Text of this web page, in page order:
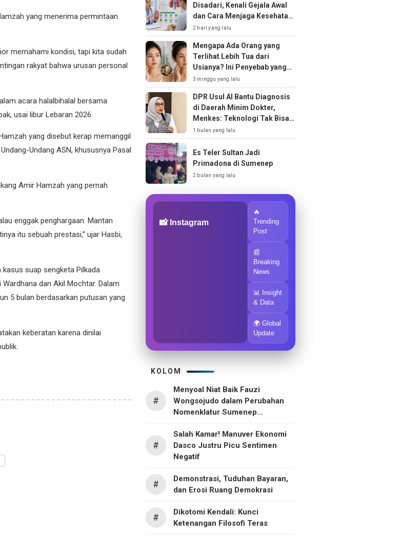
yang menerima permintaan
memahami kondisi, tapi kita sudah
rakyat bahwa urusan personal
acara halalbihalal bersama
usai libur Lebaran 2026.
yang disebut kerap memanggil
Undang ASN, khususnya Pasal
Amir Hamzah yang pernah
enggak penghargaan. Mantan
itu sebuah prestasi,” ujar Hasbi,
suap sengketa Pilkada
dan Akil Mochtar. Dalam
5 bulan berdasarkan putusan yang
keberatan karena dinilai
Disadari, Kenali Gejala Awal
dan Cara Menjaga Kesehatan
Ginjal Sejak Dini
2 hari yang lalu
Mengapa Ada Orang yang
Terlihat Lebih Tua dari
Usianya? Ini Penyebab yang
Jarang Disadari
3 minggu yang lalu
DPR Usul AI Bantu Diagnosis
di Daerah Minim Dokter,
Menkes: Teknologi Tak Bisa
Gantikan Peran Dokter
1 bulan yang lalu
Es Teler Sultan Jadi
Primadona di Sumenep
2 bulan yang lalu
📸 Instagram
🔥
Trending
Post
📰
Breaking
News
📊 Insight
& Data
🌍 Global
Update
KOLOM
#
Menyoal Niat Baik Fauzi
Wongsojudo dalam Perubahan
Nomenklatur Sumenep
#
Salah Kamar! Manuver Ekonomi
Dasco Justru Picu Sentimen
Negatif
#
Demonstrasi, Tuduhan Bayaran,
dan Erosi Ruang Demokrasi
#
Dikotomi Kendali: Kunci
Ketenangan Filosofi Teras